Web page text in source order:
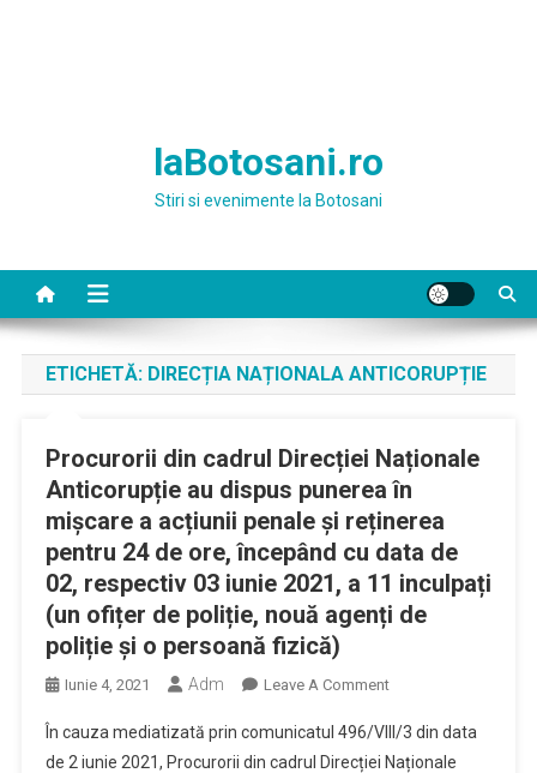
laBotosani.ro
Stiri si evenimente la Botosani
ETICHETĂ: DIRECȚIA NAȚIONALA ANTICORUPȚIE
Procurorii din cadrul Direcției Naționale
Anticorupție au dispus punerea în
mișcare a acțiunii penale și reținerea
pentru 24 de ore, începând cu data de
02, respectiv 03 iunie 2021, a 11 inculpați
(un ofițer de poliție, nouă agenți de
poliție și o persoană fizică)
Iunie 4, 2021 Adm Leave A CommentOn
Din
Cadrul
În cauza mediatizată prin comunicatul 496/VIII/3 din data
de 2 iunie 2021, Procurorii din cadrul Direcției Naționale